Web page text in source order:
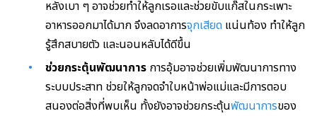
หลังเบา ๆ อาจช่วยทำให้ลูกเรอและช่วยขับแก๊สในกระเพาะ
อาหารออกมาได้มาก จึงลดอาการจุกเสียด แน่นท้อง ทำให้ลูก
รู้สึกสบายตัว และนอนหลับได้ดีขึ้น
ช่วยกระตุ้นพัฒนาการ การอุ้มอาจช่วยเพิ่มพัฒนาการทาง
ระบบประสาท ช่วยให้ลูกจดจำใบหน้าพ่อแม่และมีการตอบ
สนองต่อสิ่งที่พบเห็น ทั้งยังอาจช่วยกระตุ้นพัฒนาการของ